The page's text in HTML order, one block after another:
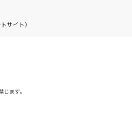
サイト）
ます。